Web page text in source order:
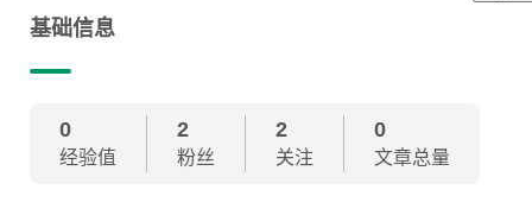
基础信息
0
经验值
2
粉丝
2
关注
0
文章总量